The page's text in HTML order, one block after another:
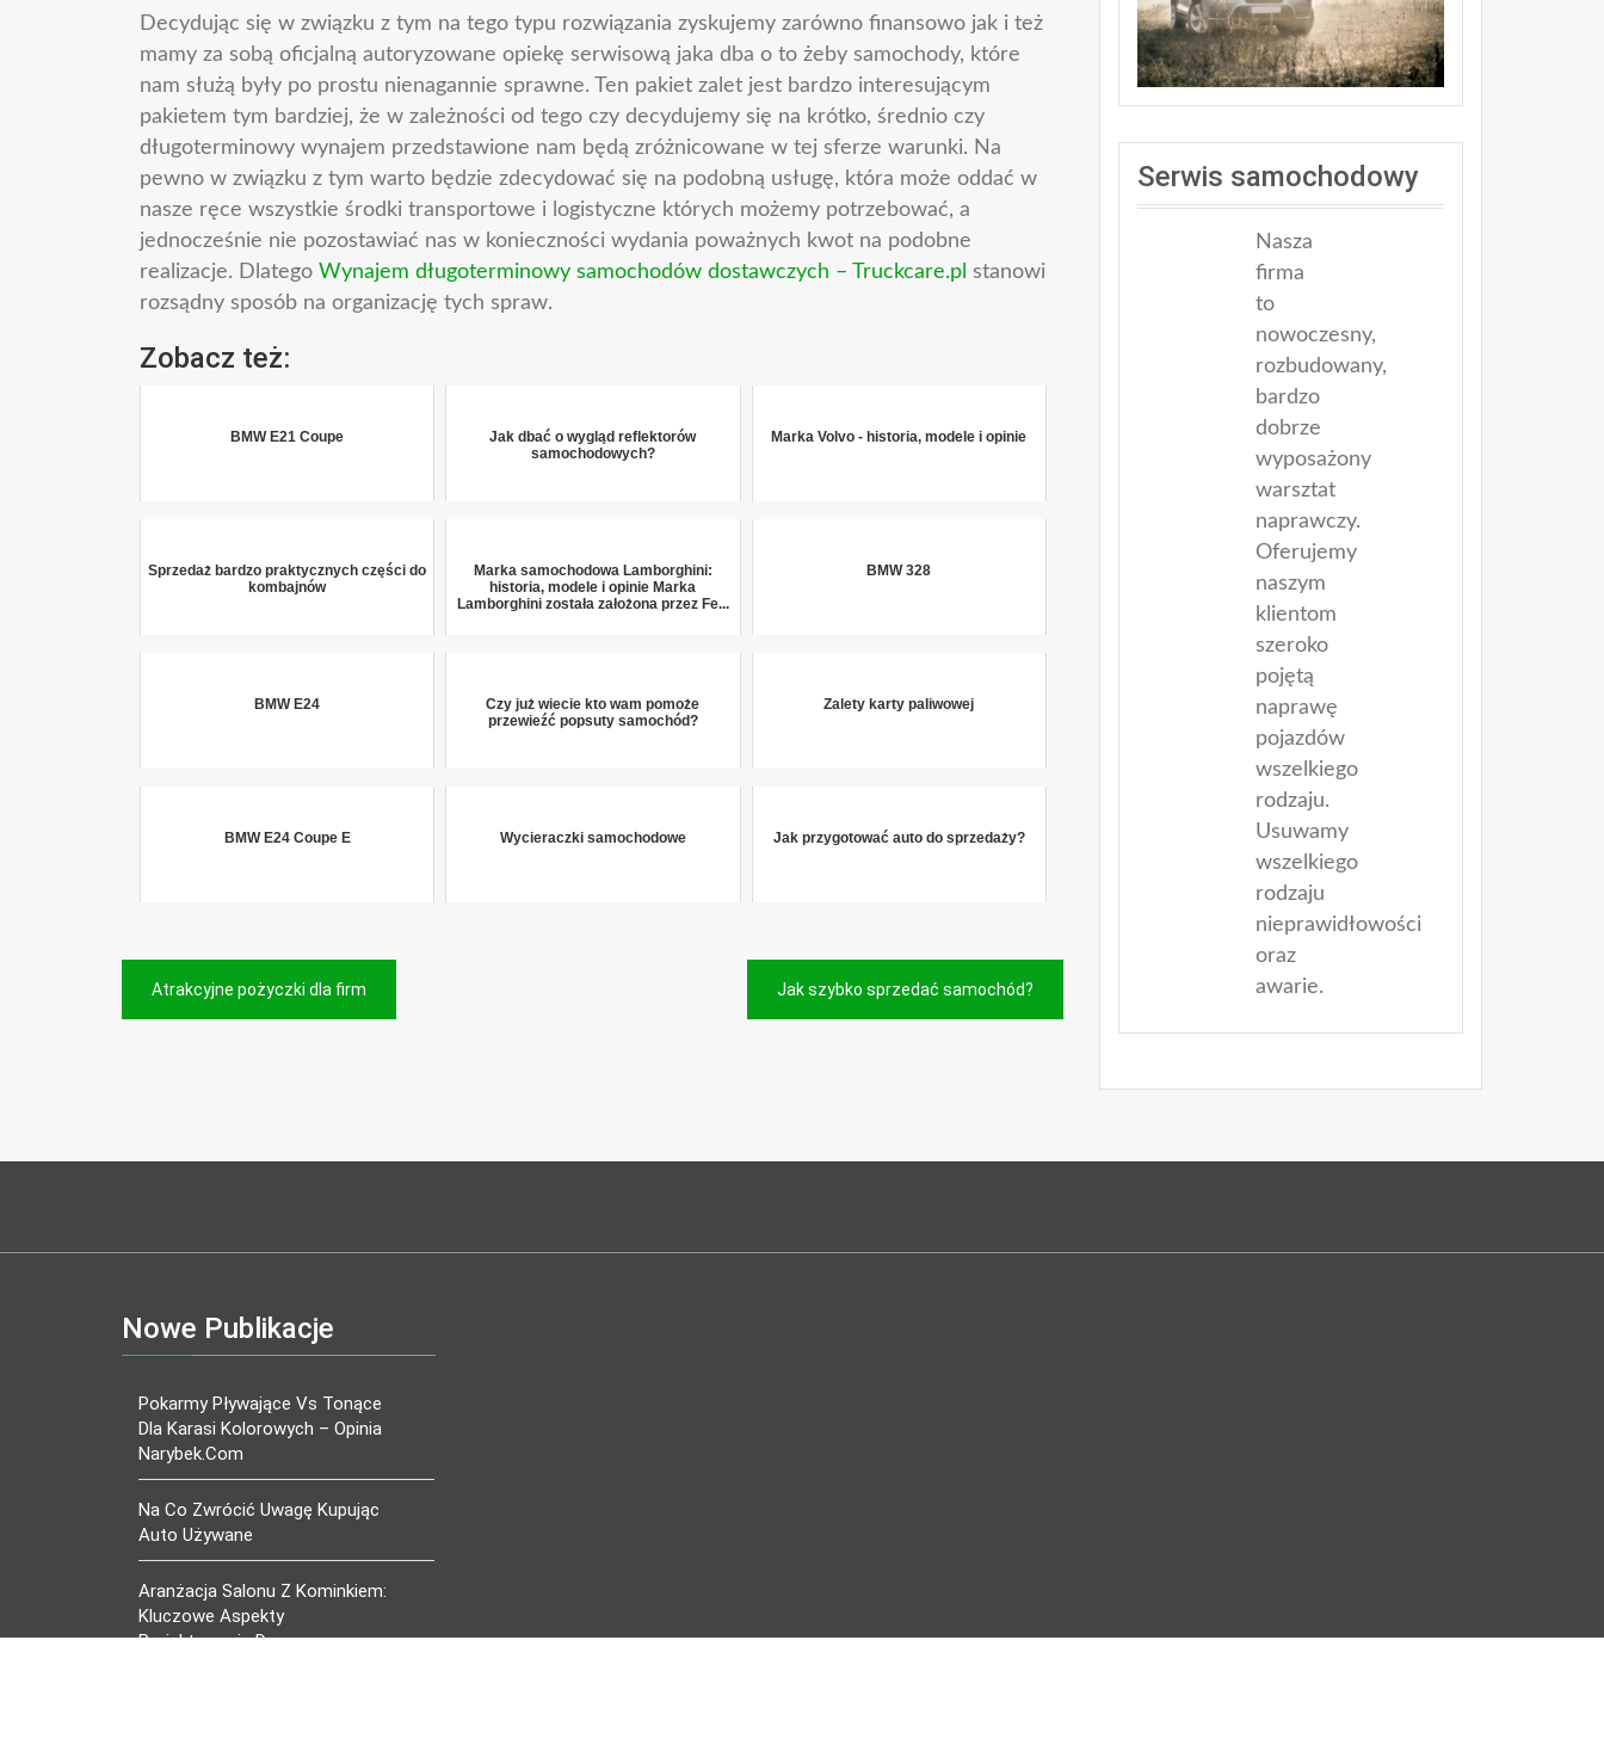
Decydując się w związku z tym na tego typu rozwiązania zyskujemy zarówno finansowo jak i też
mamy za sobą oficjalną autoryzowane opiekę serwisową jaka dba o to żeby samochody, które
nam służą były po prostu nienagannie sprawne. Ten pakiet zalet jest bardzo interesującym
pakietem tym bardziej, że w zależności od tego czy decydujemy się na krótko, średnio czy
długoterminowy wynajem przedstawione nam będą zróżnicowane w tej sferze warunki. Na
pewno w związku z tym warto będzie zdecydować się na podobną usługę, która może oddać w
nasze ręce wszystkie środki transportowe i logistyczne których możemy potrzebować, a
jednocześnie nie pozostawiać nas w konieczności wydania poważnych kwot na podobne
realizacje. DlategoWynajem długoterminowy samochodów dostawczych – Truckcare.pl
Zobacz też:
Jak dbać o wygląd reflektorów
Sprzedaż bardzo praktycznych części do
Marka samochodowa Lamborghini:
historia, modele i opinie Marka
Czy już wiecie kto wam pomoże
Nawigacja
Atrakcyjne pożyczki dla firm Jak szybko sprzedać samochód?
Serwis samochodowy
Nasza
firma
to
nowoczesny,
rozbudowany,
bardzo
dobrze
wyposażony
warsztat
naprawczy.
Oferujemy
naszym
klientom
szeroko
pojętą
naprawę
pojazdów
wszelkiego
rodzaju.
Usuwamy
wszelkiego
rodzaju
nieprawidłowości
oraz
Nowe Publikacje
Pokarmy Pływające Vs Tonące
Dla Karasi Kolorowych – Opinia
Narybek.com
Na Co Zwrócić Uwagę Kupując
Auto Używane
Aranżacja Salonu Z Kominkiem:
Kluczowe Aspekty